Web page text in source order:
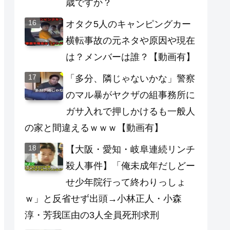
歳ですか？
オタク5人のキャンピングカー
横転事故の元ネタや原因や現在
は？メンバーは誰？【動画有】
「多分、隣じゃないかな」警察
のマル暴がヤクザの組事務所に
ガサ入れで押しかけるも一般人
の家と間違えるｗｗｗ【動画有】
【大阪・愛知・岐阜連続リンチ
殺人事件】「俺未成年だしどー
せ少年院行って終わりっしょ
ｗ」と反省せず出頭→小林正人・小森
淳・芳我匡由の3人全員死刑求刑